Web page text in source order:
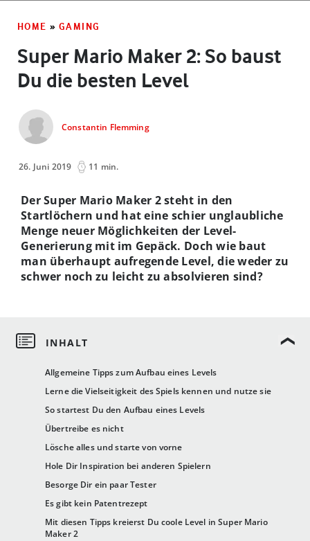
HOME » GAMING
Super Mario Maker 2: So baust
Du die besten Level
Constantin Flemming
26. Juni 2019 11 min.
Allgemeine Tipps zum Aufbau eines Levels
Lerne die Vielseitigkeit des Spiels kennen und nutze sie
So startest Du den Aufbau eines Levels
Übertreibe es nicht
Lösche alles und starte von vorne
Hole Dir Inspiration bei anderen Spielern
Besorge Dir ein paar Tester
Es gibt kein Patentrezept
Mit diesen Tipps kreierst Du coole Level in Super Mario
Maker 2
Der Super Mario Maker 2 steht in den
Startlöchern und hat eine schier unglaubliche
Menge neuer Möglichkeiten der Level-
Generierung mit im Gepäck. Doch wie baut
man überhaupt aufregende Level, die weder zu
schwer noch zu leicht zu absolvieren sind?